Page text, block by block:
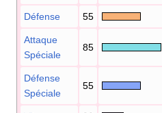
Défense 55
Attaque
Spéciale
85
Défense
Spéciale
55